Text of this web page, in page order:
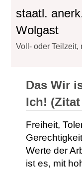
staatl.
Wolgast
Voll- oder Teilzeit,
Das Wir
Ich!
Freiheit,
Werte der
ist es, mit